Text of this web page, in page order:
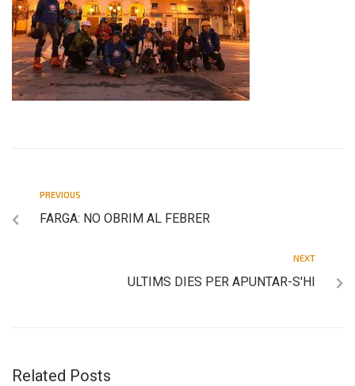
PREVIOUS
FARGA: NO OBRIM AL FEBRER
NEXT
ULTIMS DIES PER APUNTAR-S'HI
Related Posts